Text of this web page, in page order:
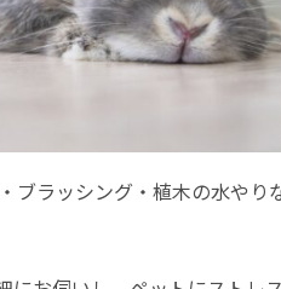
ラッシング・植木の水やり